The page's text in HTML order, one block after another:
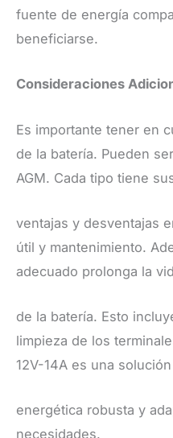
fuente de energía
beneficiarse.
Consideraciones
Es importante tener en
de la batería. Pueden
AGM. Cada tipo tiene
ventajas y desventajas
útil y mantenimiento.
adecuado prolonga la
de la batería. Esto
limpieza de los
12V-14A es una solución
energética robusta y
necesidades.